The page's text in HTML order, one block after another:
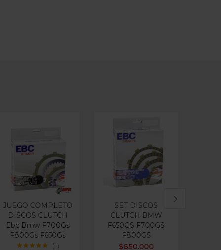
JUEGO COMPLETO
DISCOS CLUTCH
Ebc Bmw F700Gs
F800Gs F650Gs
1
SET DISCOS
CLUTCH BMW
F650GS F700GS
F800GS
$650.000